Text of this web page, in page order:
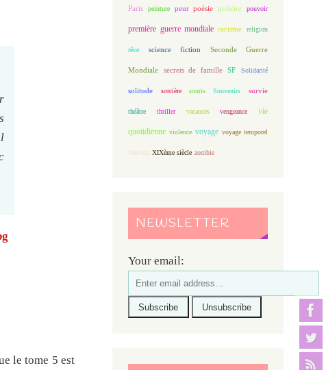
le tome 5 est
Paris peinture peur poésie policier pouvoir
première guerre mondiale racisme religion
rêve science fiction Seconde Guerre
Mondiale secrets de famille SF Solidarité
solitude sorcière souris Souvenirs survie
théâtre thriller vacances vengeance vie
quotidienne violence voyage voyage temporel
Western XIXème siècle zombie
NEWSLETTER
Your email: